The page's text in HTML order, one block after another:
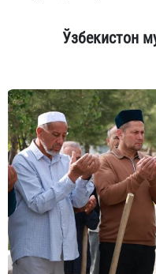
Ўзбекистон